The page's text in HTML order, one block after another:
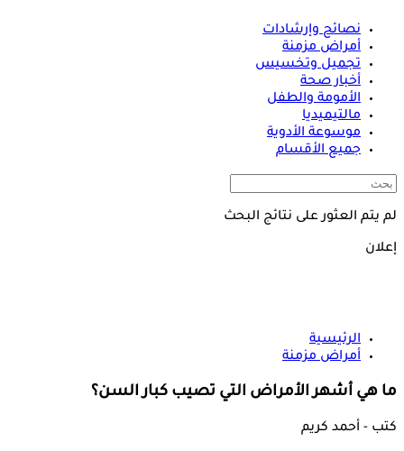
نصائح وإرشادات
أمراض مزمنة
تجميل وتخسيس
أخبار صحة
الأمومة والطفل
مالتيميديا
موسوعة الأدوية
جميع الأقسام
لم يتم العثور على نتائج البحث
إعلان
الرئيسية
أمراض مزمنة
ما هي أشهر الأمراض التي تصيب كبار السن؟
كتب - أحمد كريم